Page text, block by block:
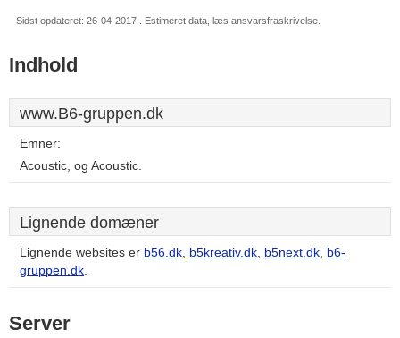
Sidst opdateret: 26-04-2017 . Estimeret data, læs ansvarsfraskrivelse.
Indhold
www.B6-gruppen.dk
Emner:
Acoustic, og Acoustic.
Lignende domæner
Lignende websites er b56.dk, b5kreativ.dk, b5next.dk, b6-
gruppen.dk.
Server